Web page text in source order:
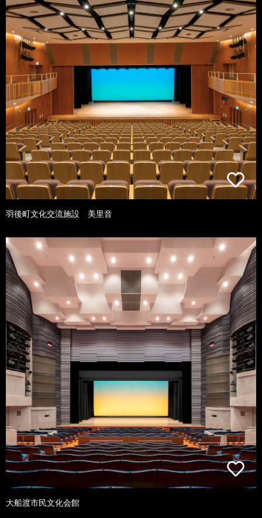
羽後町文化交流施設 美里音
大船渡市民文化会館